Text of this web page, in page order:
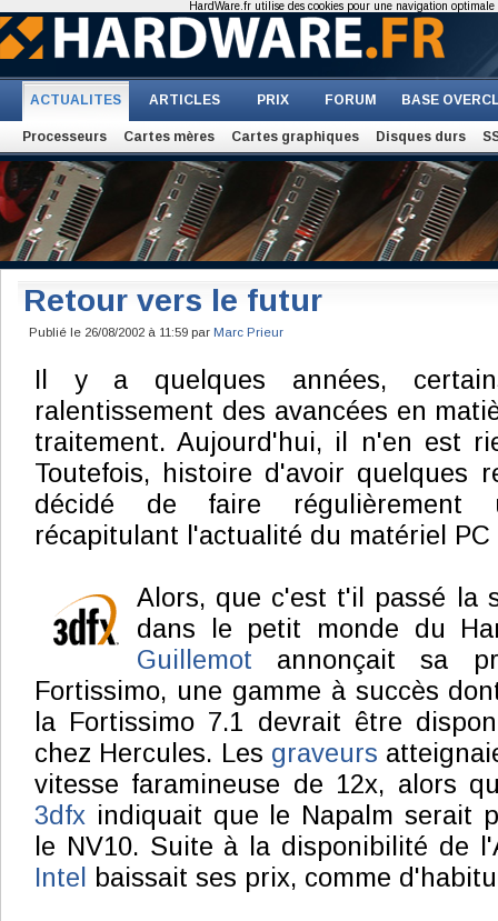
ACTUALITES ARTICLES PRIX FORUM BASE
Processeurs Cartes mères Cartes graphiques Disques durs
Retour vers le futur
Publié le 26/08/2002 à 11:59 par Marc Prieur
Il y a quelques années,
ralentissement des avancées en
traitement. Aujourd'hui, il n'en est
Toutefois, histoire d'avoir quelques
décidé de faire régulièrement
récapitulant l'actualité du matériel PC
Alors, que c'est t'il passé la
dans le petit monde du
Guillemot annonçait sa
Fortissimo, une gamme à succès
la Fortissimo 7.1 devrait être
chez Hercules. Les graveurs
vitesse faramineuse de 12x, alors
3dfx indiquait que le Napalm serait
le NV10. Suite à la disponibilité de
Intel
baissait ses prix, comme
HardWare.fr utilise des cookies pour une navigation